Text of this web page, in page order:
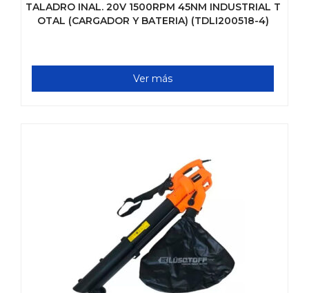
TALADRO INAL. 20V 1500RPM 45NM INDUSTRIAL T
OTAL (CARGADOR Y BATERIA) (TDLI200518-4)
Ver más